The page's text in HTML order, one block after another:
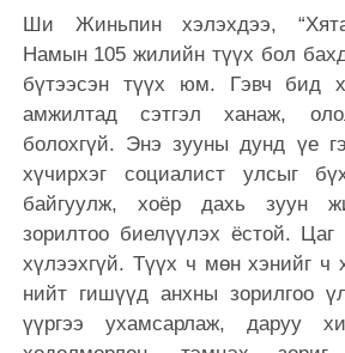
Ши Жиньпин хэлэхдээ,
Намын 105 жилийн түүх бол
бүтээсэн түүх юм. Гэвч бид
амжилтад сэтгэл ханаж,
болохгүй. Энэ зууны дунд үе
хүчирхэг социалист улсыг
байгуулж, хоёр дахь зуун
зорилтоо биелүүлэх ёстой. Цаг
хүлээхгүй. Түүх ч мөн хэнийг ч
нийт гишүүд анхны зорилгоо
үүргээ ухамсарлаж, даруу